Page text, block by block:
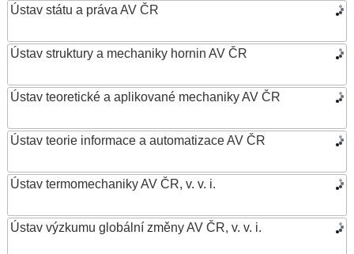
Ústav státu a práva AV ČR
Ústav struktury a mechaniky hornin AV ČR
Ústav teoretické a aplikované mechaniky AV ČR
Ústav teorie informace a automatizace AV ČR
Ústav termomechaniky AV ČR, v. v. i.
Ústav výzkumu globální změny AV ČR, v. v. i.